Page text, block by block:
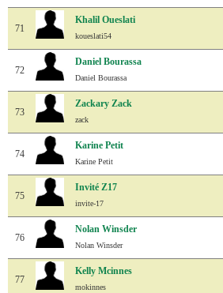
71
Khalil Oueslati
koueslati54
72
Daniel Bourassa
Daniel Bourassa
73
Zackary Zack
zack
74
Karine Petit
Karine Petit
75
Invité Z17
invite-17
76
Nolan Winsder
Nolan Winsder
77
Kelly Mcinnes
mokinnes